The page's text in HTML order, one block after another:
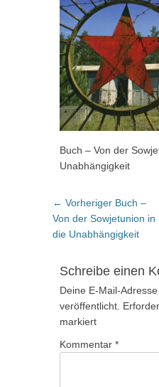
Buch – Von der
Unabhängigkeit
Beitragsnavigation
← Vorheriger Vorheriger
Beitrag:
Buch –
Von der Sowjetunion in
die Unabhängigkeit
Schreibe einen
Deine E-Mail-
veröffentlicht.
markiert
Kommentar *